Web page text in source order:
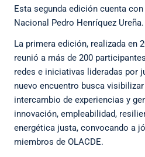
Esta segunda edición cuenta
Nacional Pedro Henríquez Ureña.
La primera edición, realizada en
reunió a más de 200
redes e iniciativas lideradas por
nuevo encuentro busca
intercambio de experiencias y
innovación, empleabilidad,
energética justa, convocando a
miembros de OLACDE.